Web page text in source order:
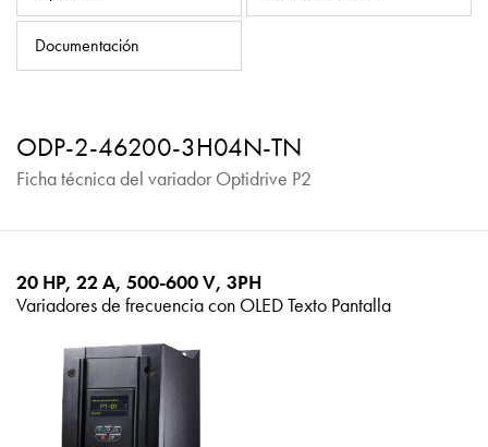
Documentación
ODP-2-46200-3H04N-TN
Ficha técnica del variador Optidrive P2
20 HP, 22 A, 500-600 V, 3PH
Variadores de frecuencia con OLED Texto Pantalla